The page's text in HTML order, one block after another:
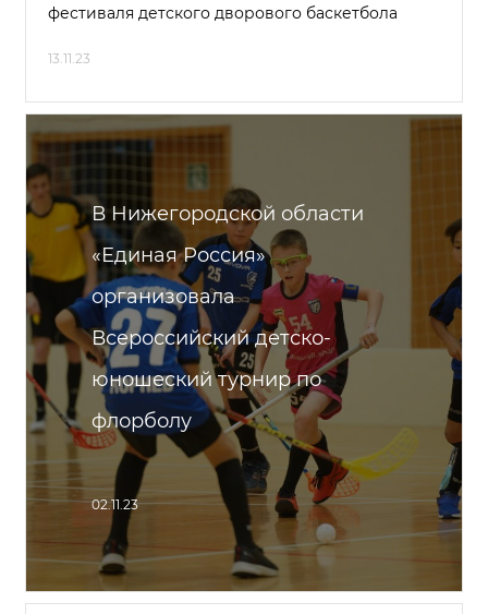
фестиваля детского дворового баскетбола
13.11.23
В Нижегородской области
«Единая Россия»
организовала
Всероссийский детско-
юношеский турнир по
флорболу
02.11.23